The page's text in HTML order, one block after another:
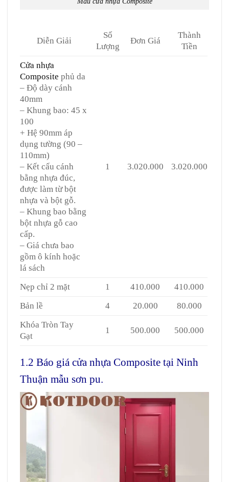
Diễn Giải
Số
Lượng
Đơn Giá
Thành
Tiền
Cửa nhựa
Composite phủ da
– Độ dày cánh
40mm
– Khung bao: 45 x
100
+ Hệ 90mm áp
dụng tường (90 –
110mm)
– Kết cấu cánh
bằng nhựa đúc,
được làm từ bột
nhựa và bột gỗ.
– Khung bao bằng
bột nhựa gỗ cao
cấp.
– Giá chưa bao
gồm ô kính hoặc
lá sách
1 3.020.000 3.020.000
Nẹp chỉ 2 mặt 1 410.000
410.000
Bản lề
4 20.000
80.000
Khóa Tròn Tay
Gạt
1 500.000 500.000
1.2 Báo giá cửa nhựa Composite tại Ninh
Thuận mẫu sơn pu.